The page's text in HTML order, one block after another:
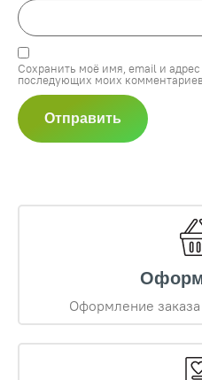
Сохранить моё имя, email и адрес
последующих моих
Оформление